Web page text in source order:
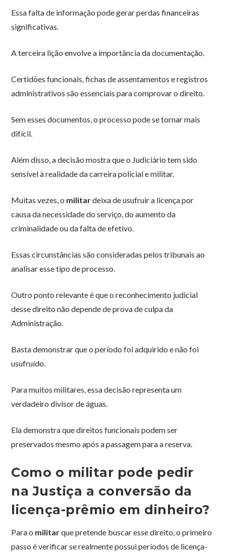
Essa falta de informação pode gerar perdas financeiras
significativas.
A terceira lição envolve a importância da documentação.
Certidões funcionais, fichas de assentamentos e registros
administrativos são essenciais para comprovar o direito.
Sem esses documentos, o processo pode se tornar mais
difícil.
Além disso, a decisão mostra que o Judiciário tem sido
sensível à realidade da carreira policial e militar.
Muitas vezes, o militardeixa de usufruir a licença por
causa da necessidade do serviço, do aumento da
criminalidade ou da falta de efetivo.
Essas circunstâncias são consideradas pelos tribunais ao
analisar esse tipo de processo.
Outro ponto relevante é que o reconhecimento judicial
desse direito não depende de prova de culpa da
Administração.
Basta demonstrar que o período foi adquirido e não foi
usufruído.
Para muitos militares, essa decisão representa um
verdadeiro divisor de águas.
Ela demonstra que direitos funcionais podem ser
preservados mesmo após a passagem para a reserva.
Como o militar pode pedir
na Justiça a conversão da
licença-prêmio em dinheiro?
Para o militarque pretende buscar esse direito, o primeiro
passo é verificar se realmente possui períodos de licença-